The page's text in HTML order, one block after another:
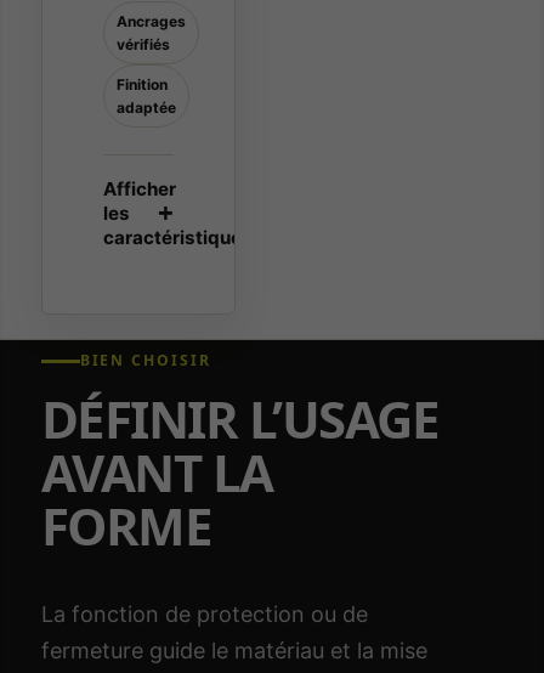
Ancrages
vérifiés
Finition
adaptée
BIEN CHOISIR
DÉFINIR L’USAGE
AVANT LA
FORME
La fonction de protection ou de
fermeture guide le matériau et la mise